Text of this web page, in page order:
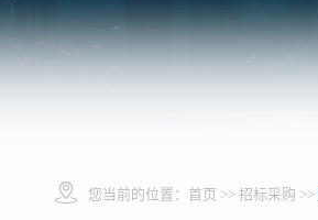
您当前的位置： 首页 >> 招标采购 >>